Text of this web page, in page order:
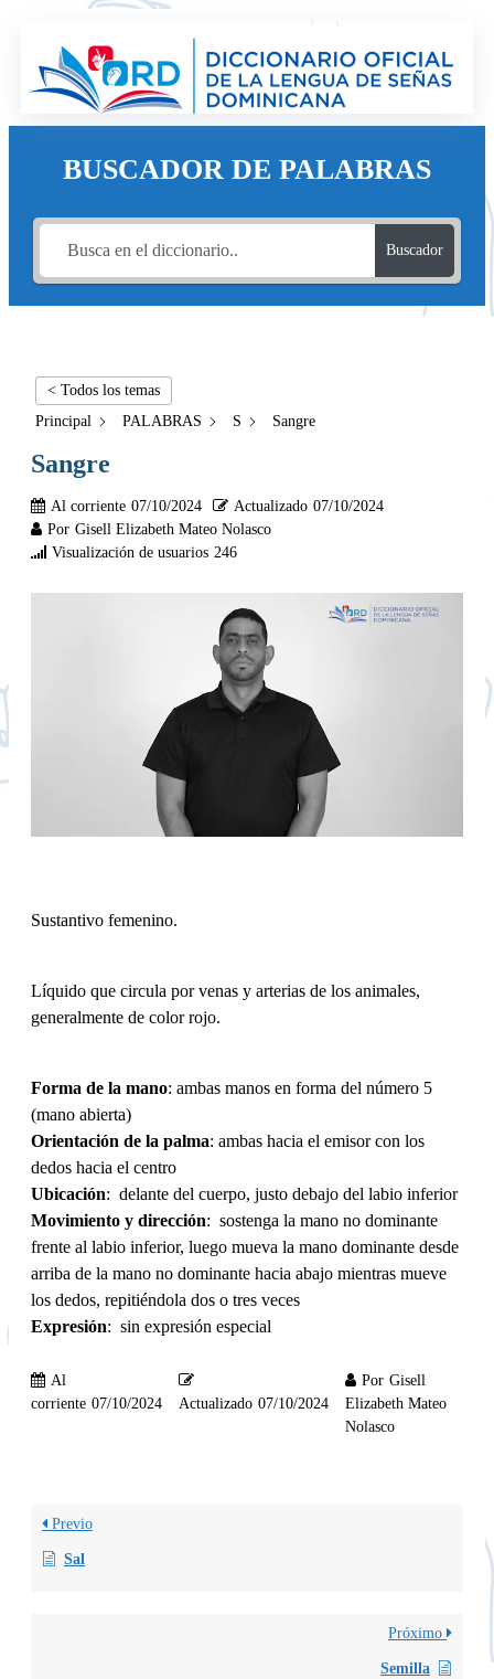
BUSCADOR DE PALABRAS
Buscador
< Todos los temas
Principal
PALABRAS S Sangre
Sangre
Al corriente 07/10/2024 Actualizado 07/10/2024
Por Gisell Elizabeth Mateo Nolasco
Visualización de usuarios 246
Sustantivo femenino.
Líquido que circula por venas y arterias de los animales,
generalmente de color rojo.
Forma de la mano: ambas manos en forma del número 5
(mano abierta)
Orientación de la palma: ambas hacia el emisor con los
dedos hacia el centro
Ubicación: delante del cuerpo, justo debajo del labio inferior
Movimiento y dirección: sostenga la mano no dominante
frente al labio inferior, luego mueva la mano dominante desde
arriba de la mano no dominante hacia abajo mientras mueve
los dedos, repitiéndola dos o tres veces
Expresión: sin expresión especial
Al
corriente 07/10/2024 Actualizado 07/10/2024
Por Gisell
Elizabeth Mateo
Nolasco
Previo
Sal
Próximo
Semilla